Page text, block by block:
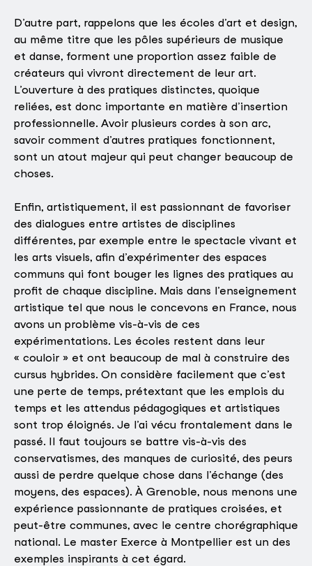
D’autre part, rappelons que les écoles d’art et design,
au même titre que les pôles supérieurs de musique
et danse, forment une proportion assez faible de
créateurs qui vivront directement de leur art.
L’ouverture à des pratiques distinctes, quoique
reliées, est donc importante en matière d’insertion
professionnelle. Avoir plusieurs cordes à son arc,
savoir comment d’autres pratiques fonctionnent,
sont un atout majeur qui peut changer beaucoup de
choses.
Enfin, artistiquement, il est passionnant de favoriser
des dialogues entre artistes de disciplines
différentes, par exemple entre le spectacle vivant et
les arts visuels, afin d’expérimenter des espaces
communs qui font bouger les lignes des pratiques au
profit de chaque discipline. Mais dans l’enseignement
artistique tel que nous le concevons en France, nous
avons un problème vis-à-vis de ces
expérimentations. Les écoles restent dans leur
« couloir » et ont beaucoup de mal à construire des
cursus hybrides. On considère facilement que c’est
une perte de temps, prétextant que les emplois du
temps et les attendus pédagogiques et artistiques
sont trop éloignés. Je l’ai vécu frontalement dans le
passé. Il faut toujours se battre vis-à-vis des
conservatismes, des manques de curiosité, des peurs
aussi de perdre quelque chose dans l’échange (des
moyens, des espaces). À Grenoble, nous menons une
expérience passionnante de pratiques croisées, et
peut-être communes, avec le centre chorégraphique
national. Le master Exerce à Montpellier est un des
exemples inspirants à cet égard.